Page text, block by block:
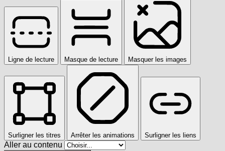
Ligne de lecture Masque de lecture Masquer les images
Surligner les titres Arrêter les animations Surligner les liens
Aller au contenu